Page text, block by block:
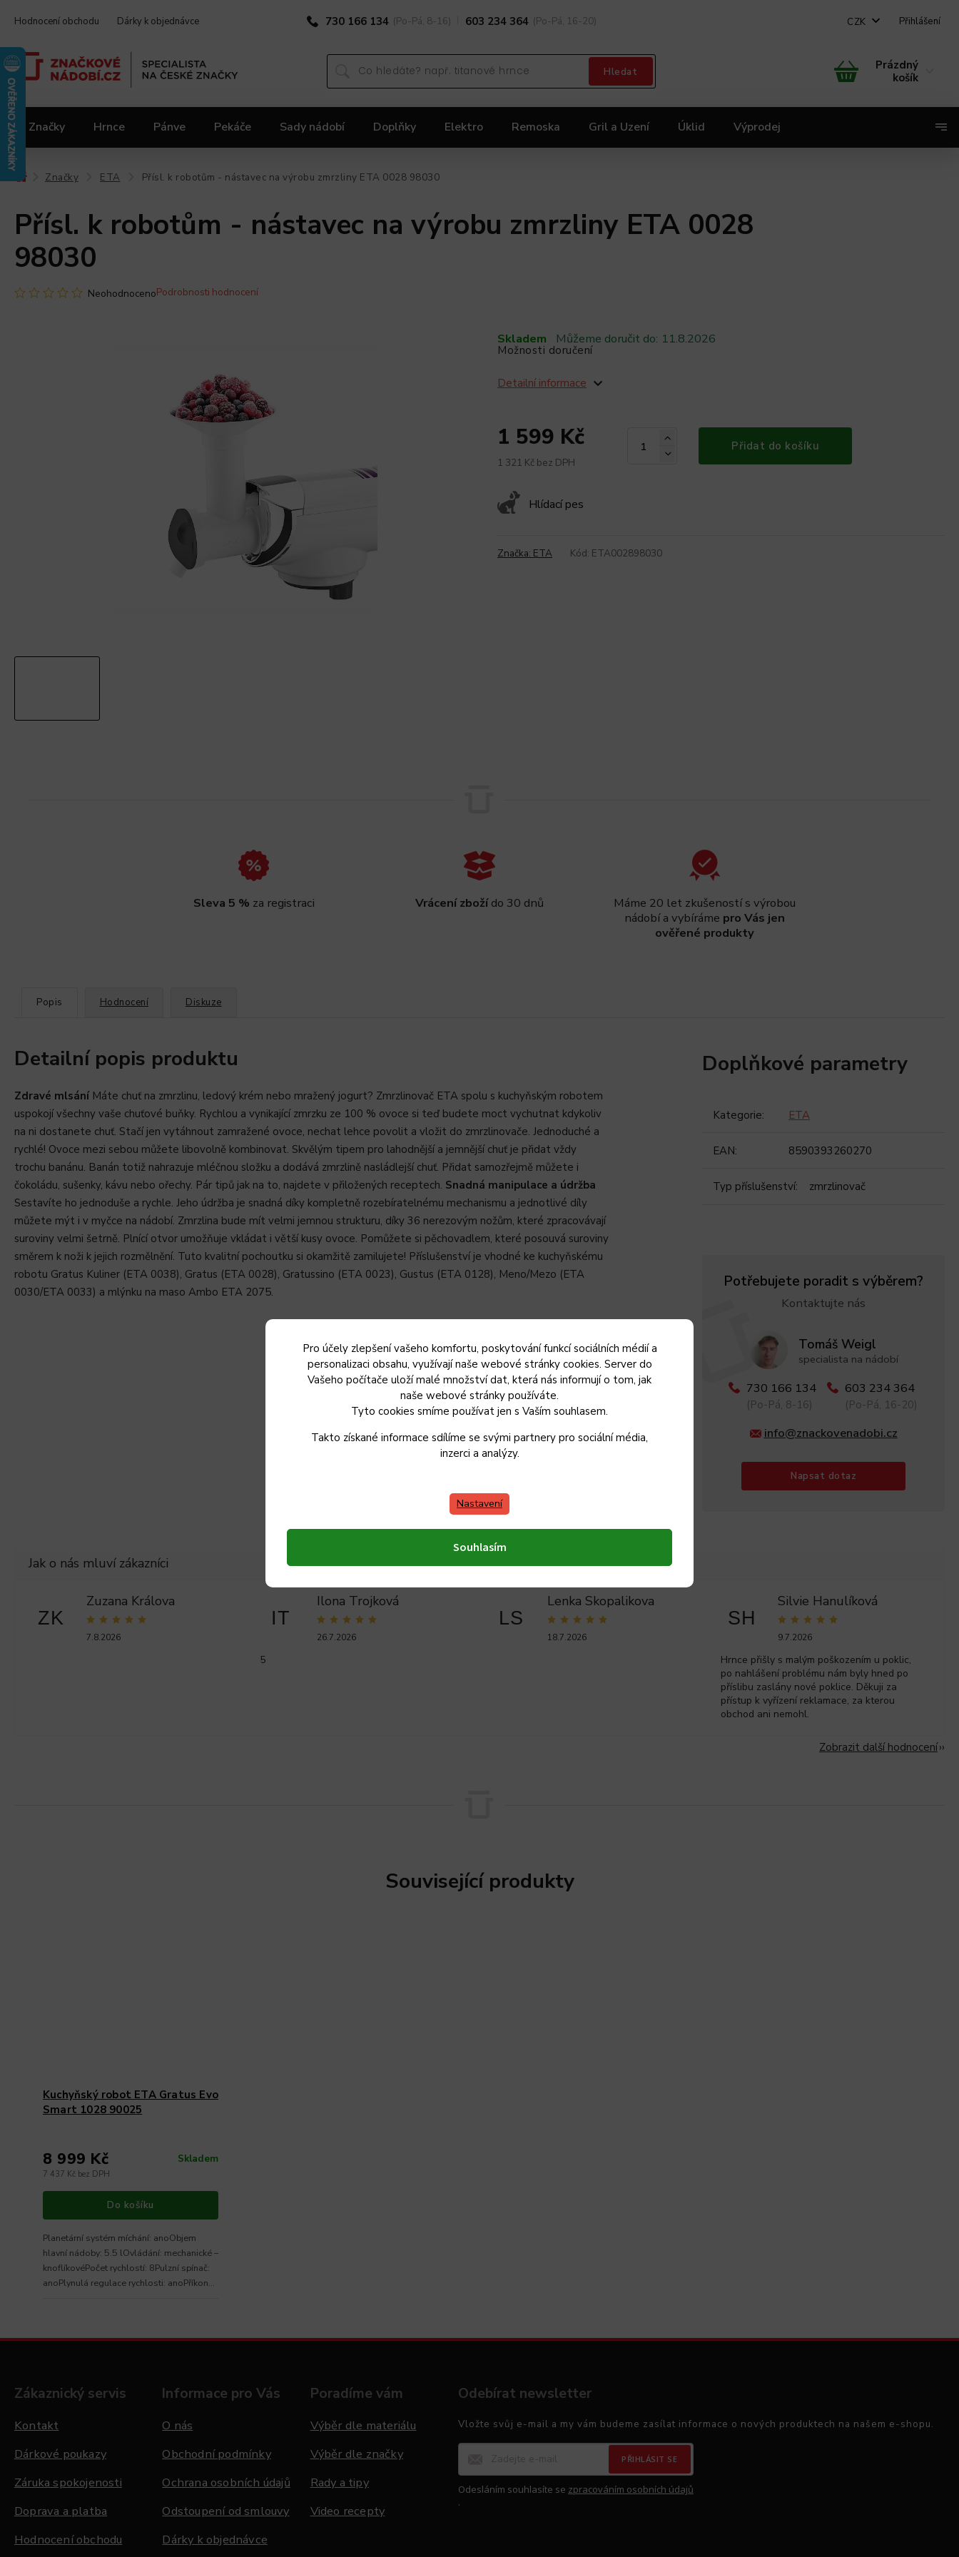
Pro účely zlepšení vašeho komfortu, poskytování funkcí sociálních médií a
personalizaci obsahu, využívají naše webové stránky cookies. Server do
Vašeho počítače uloží malé množství dat, která nás informují o tom, jak
naše webové stránky používáte.
Tyto cookies smíme používat jen s Vaším souhlasem.
Takto získané informace sdílíme se svými partnery pro sociální média,
inzerci a analýzy.
Nastavení
Souhlasím
730 166 134 (Po-Pá, 8-16) 603 234 364 (Po-Pá, 16-20)
Hodnocení obchodu Dárky k objednávce CZK Přihlášení
Hledat
Prázdný
košík
Značky Hrnce Pánve Pekáče Sady nádobí Doplňky Elektro Remoska Gril a Uzení Úklid Výprodej
Značky ETA Přísl. k robotům - nástavec na výrobu zmrzliny ETA 0028 98030
Přísl. k robotům - nástavec na výrobu zmrzliny ETA 0028
98030
NeohodnocenoPodrobnosti hodnocení
Skladem Můžeme doručit do: 11.8.2026
Možnosti doručení
1 599 Kč
1 321 Kč bez DPH
Přidat do košíku
Hlídací pes
Detailní informace
Značka: ETA Kód: ETA002898030
Sleva 5 % za registraci Vrácení zbožído 30 dnů
Máme 20 let zkušeností s výrobou
nádobí a vybíráme pro Vás jen
ověřené produkty
Popis Hodnocení Diskuze
Detailní popis produktu
Zdravé mlsáníMáte chuť na zmrzlinu, ledový krém nebo mražený jogurt? Zmrzlinovač ETA spolu s kuchyňským robotem
uspokojí všechny vaše chuťové buňky. Rychlou a vynikající zmrzku ze 100 % ovoce si teď budete moct vychutnat kdykoliv
na ni dostanete chuť. Stačí jen vytáhnout zamražené ovoce, nechat lehce povolit a vložit do zmrzlinovače. Jednoduché a
rychlé! Ovoce mezi sebou můžete libovolně kombinovat. Skvělým tipem pro lahodnější a jemnější chuť je přidat vždy
trochu banánu. Banán totiž nahrazuje mléčnou složku a dodává zmrzlině nasládlejší chuť. Přidat samozřejmě můžete i
čokoládu, sušenky, kávu nebo ořechy. Pár tipů jak na to, najdete v přiložených receptech. Snadná manipulace a údržba
Sestavíte ho jednoduše a rychle. Jeho údržba je snadná díky kompletně rozebíratelnému mechanismu a jednotlivé díly
můžete mýt i v myčce na nádobí. Zmrzlina bude mít velmi jemnou strukturu, díky 36 nerezovým nožům, které zpracovávají
suroviny velmi šetrně. Plnící otvor umožňuje vkládat i větší kusy ovoce. Pomůžete si pěchovadlem, které posouvá suroviny
směrem k noži k jejich rozmělnění. Tuto kvalitní pochoutku si okamžitě zamilujete! Příslušenství je vhodné ke kuchyňskému
robotu Gratus Kuliner (ETA 0038), Gratus (ETA 0028), Gratussino (ETA 0023), Gustus (ETA 0128), Meno/Mezo (ETA
0030/ETA 0033) a mlýnku na maso Ambo ETA 2075.
Doplňkové parametry
Kategorie: ETA
EAN: 8590393260270
Typ příslušenství: zmrzlinovač
Potřebujete poradit s výběrem?
Kontaktujte nás
Tomáš Weigl
specialista na nádobí
730 166 134
(Po-Pá, 8-16)
603 234 364
(Po-Pá, 16-20)
info@znackovenadobi.cz
Napsat dotaz
ZK
Zuzana Králova
7.8.2026
IT
Ilona Trojková
26.7.2026
5
LS
Lenka Skopalikova
18.7.2026
SH
Silvie Hanulíková
9.7.2026
Hrnce přišly s malým poškozením u poklic,
po nahlášení problému nám byly hned po
příslibu zaslány nové poklice. Děkuji za
přístup k vyřízení reklamace, za kterou
obchod ani nemohl.
Zobrazit další hodnocení
Související produkty
Kuchyňský robot ETA Gratus Evo
Smart 1028 90025
Skladem
7 437 Kč bez DPH
8 999 Kč
Do košíku
Planetární systém míchání: anoObjem
hlavní nádoby: 5.5 lOvládání: mechanické –
knoflíkovéPočet rychlostí: 8Pulzní spínač:
anoPlynulá regulace rychlosti: anoPříkon
Zákaznický servis
Kontakt
Dárkové poukazy
Záruka spokojenosti
Doprava a platba
Hodnocení obchodu
Informace pro Vás
O nás
Obchodní podmínky
Ochrana osobních údajů
Odstoupení od smlouvy
Dárky k objednávce
Poradíme vám
Výběr dle materiálu
Výběr dle značky
Rady a tipy
Video recepty
Odebírat newsletter
Vložte svůj e-mail a my vám budeme zasílat informace o nových produktech na našem e-shopu.
PŘIHLÁSIT SE
Odesláním souhlasíte se zpracováním osobních údajů
.